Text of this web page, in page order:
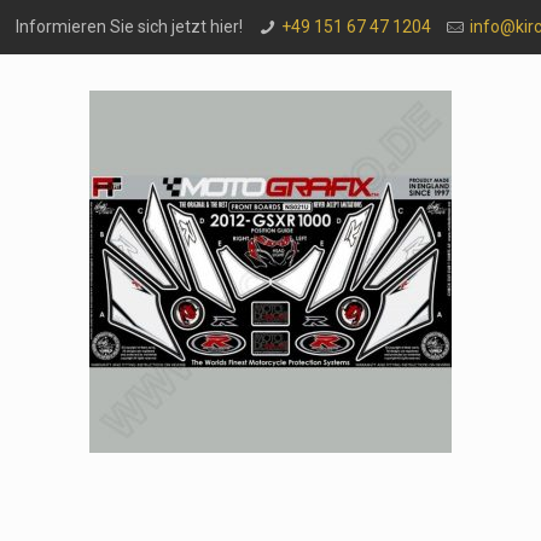
Informieren Sie sich jetzt hier! +49 151 67 47 1204